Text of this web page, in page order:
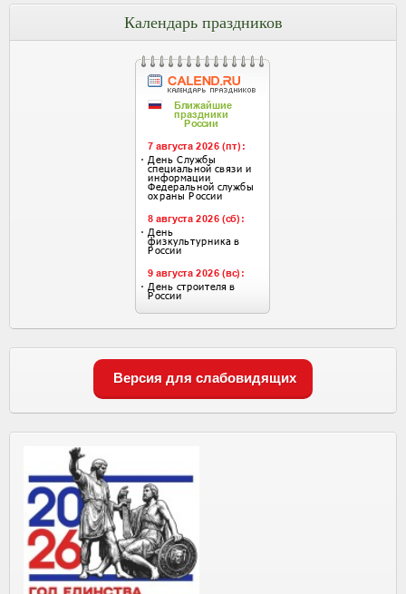
Календарь праздников
Версия для слабовидящих